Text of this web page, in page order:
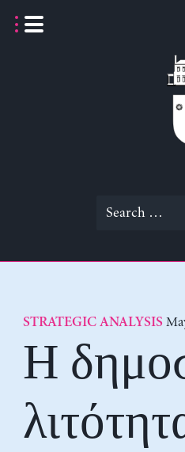
Search
STRATEGIC ANALYSIS
Η